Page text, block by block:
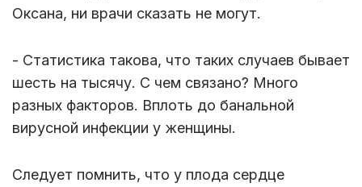
Оксана, ни врачи сказать не могут.
- Статистика такова, что таких случаев бывает
шесть на тысячу. С чем связано? Много
разных факторов. Вплоть до банальной
вирусной инфекции у женщины.
Следует помнить, что у плода сердце